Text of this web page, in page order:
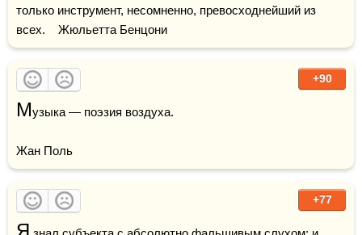
только инструмент, несомненно, превосходнейший из
всех.    Жюльетта Бенцони
+90
Музыка — поэзия воздуха.
Жан Поль
+77
Я